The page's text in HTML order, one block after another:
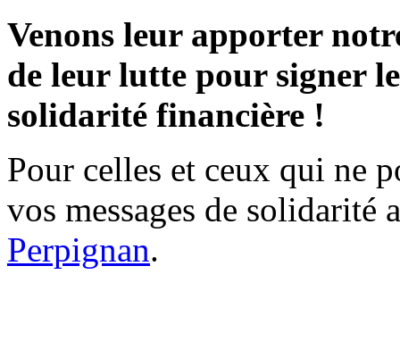
Venons leur apporter
de leur lutte pour signer
solidarité financière !
Pour celles et ceux qui ne
vos messages de solidarité
Perpignan.